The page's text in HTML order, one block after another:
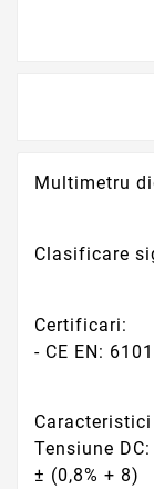
Multimetru
Clasificare
Certificari:
- CE EN:
Tensiune
± (0,8% + 8)